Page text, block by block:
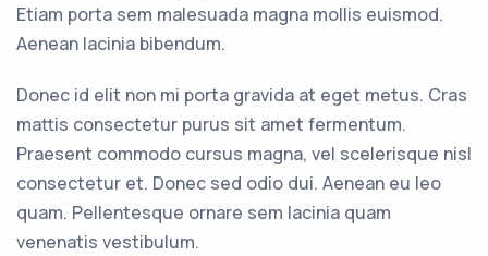
Etiam porta sem malesuada magna mollis euismod.
Aenean lacinia bibendum.
Donec id elit non mi porta gravida at eget metus. Cras
mattis consectetur purus sit amet fermentum.
Praesent commodo cursus magna, vel scelerisque nisl
consectetur et. Donec sed odio dui. Aenean eu leo
quam. Pellentesque ornare sem lacinia quam
venenatis vestibulum.